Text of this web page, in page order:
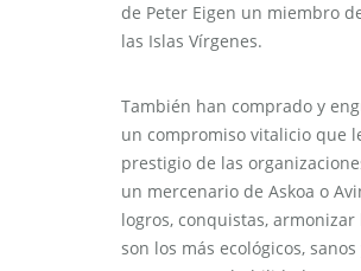
de Peter Eigen un miembro
las Islas Vírgenes.
También han comprado y
un compromiso vitalicio que
prestigio de las
un mercenario de Askoa o
logros, conquistas,
son los más ecológicos,